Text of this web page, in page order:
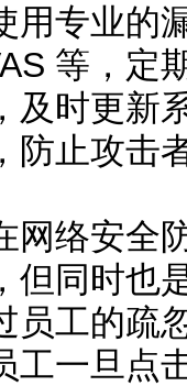
用专业的
等，定
及时更新
防止攻击
网络安全
但同时也
员工的疏
工一旦点